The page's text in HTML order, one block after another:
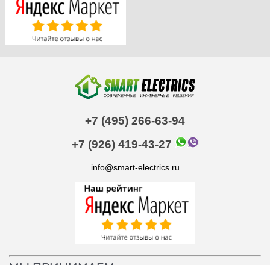
+7 (495) 266-63-94
+7 (926) 419-43-27
info@smart-electrics.ru